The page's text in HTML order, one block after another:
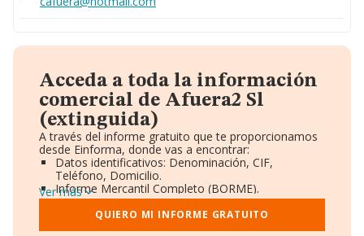
Acceda a toda la información
comercial de Afuera2 Sl
(extinguida)
A través del informe gratuito que te proporcionamos
desde Einforma, donde vas a encontrar:
Datos identificativos: Denominación, CIF,
Teléfono, Domicilio.
Informe Mercantil Completo (BORME).
Gráficos de Evolución Ventas y Empleados.
Consejo de Administración y Administradores.
Directivos y Ejecutivos.
Ver más
QUIERO MI INFORME GRATUITO